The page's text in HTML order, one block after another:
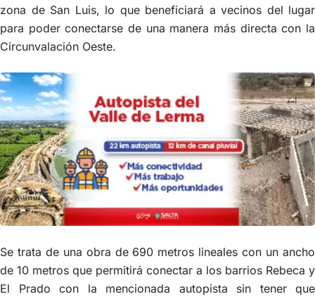
zona de San Luis, lo que beneficiará a vecinos del lugar
para poder conectarse de una manera más directa con la
Circunvalación Oeste.
Se trata de una obra de 690 metros lineales con un ancho
de 10 metros que permitirá conectar a los barrios Rebeca y
El Prado con la mencionada autopista sin tener que